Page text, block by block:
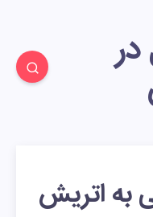
به اتریش